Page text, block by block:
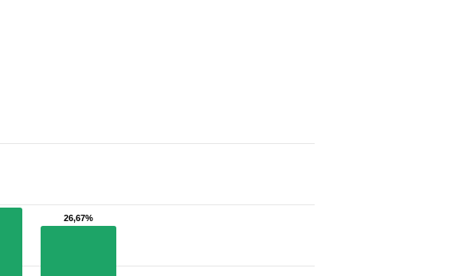
26,67%
26,67%